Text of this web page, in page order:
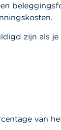
zijn als
van